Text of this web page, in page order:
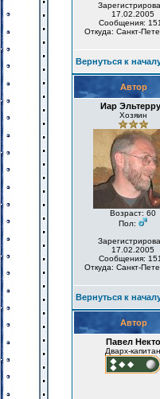
17.02.2005
Сообщения:
Откуда: Санкт-
Вернуться к
Автор
Иар
Хозяин
Возраст: 60
Пол:
17.02.2005
Сообщения:
Откуда: Санкт-
Вернуться к
Автор
Павел Некто
Дварх-капитан